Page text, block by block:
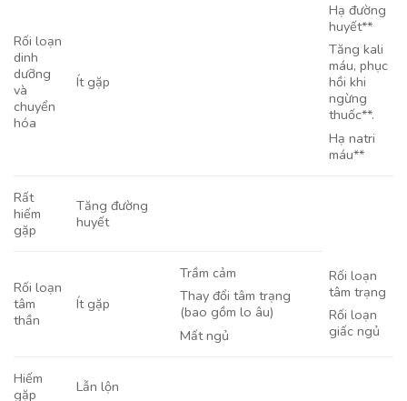
Rối loạn
dinh
dưỡng
và
chuyển
hóa
Ít gặp
Hạ đường
huyết**
Tăng kali
máu, phục
hồi khi
ngừng
thuốc**.
Hạ natri
máu**
Rất
hiếm
gặp
Tăng đường
huyết
Rối loạn
tâm
thần
Ít gặp
Trầm cảm
Thay đổi tâm trạng
(bao gồm lo âu)
Mất ngủ
Rối loạn
tâm trạng
Rối loạn
giấc ngủ
Hiếm
gặp
Lẫn lộn